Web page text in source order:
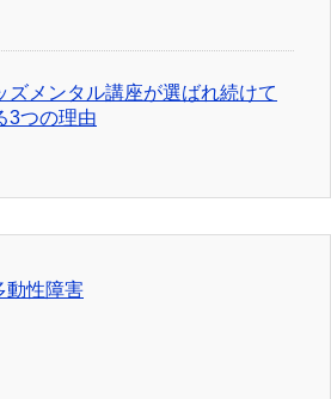
ズメンタル講座が選ばれ続けて
3つの理由
動性障害